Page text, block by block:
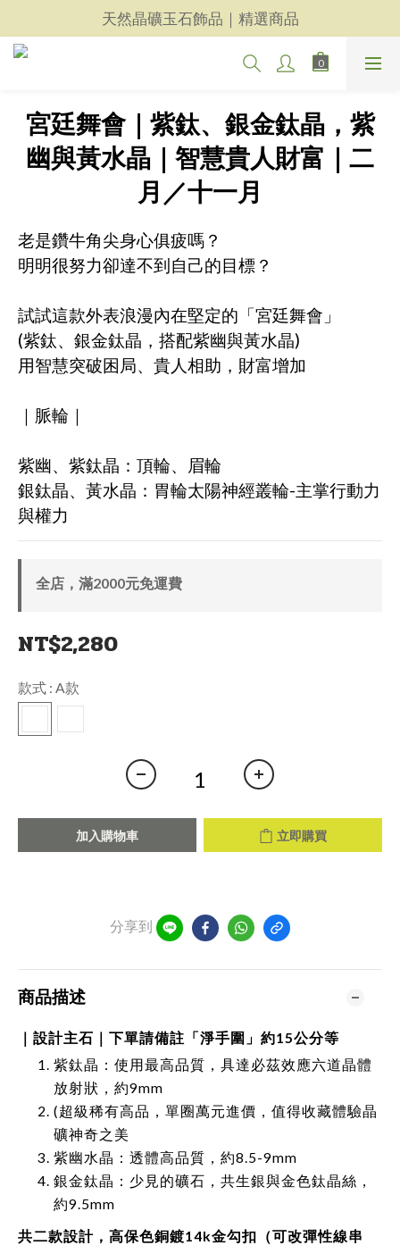
天然晶礦玉石飾品｜精選商品
天然晶礦玉石飾品｜精選商品
每一件都用心｜新品上架
宮廷舞會｜紫鈦、銀金鈦晶，紫
幽與黃水晶｜智慧貴人財富｜二
月／十一月
老是鑽牛角尖身心俱疲嗎？
明明很努力卻達不到自己的目標？
試試這款外表浪漫內在堅定的「宮廷舞會」
(紫鈦、銀金鈦晶，搭配紫幽與黃水晶)
用智慧突破困局、貴人相助，財富增加
｜脈輪｜
紫幽、紫鈦晶：頂輪、眉輪
銀鈦晶、黃水晶：胃輪太陽神經叢輪-主掌行動力
與權力
全店，滿2000元免運費
NT$2,280
款式 : A款
加入購物車 立即購買
分享到
商品描述
｜設計主石｜下單請備註「淨手圍」約15公分等
紫鈦晶：使用最高品質，具達必茲效應六道晶體
放射狀，約9mm
(超級稀有高品，單圈萬元進價，值得收藏體驗晶
礦神奇之美
紫幽水晶：透體高品質，約8.5-9mm
銀金鈦晶：少見的礦石，共生銀與金色鈦晶絲，
約9.5mm
共二款設計，高保色銅鍍14k金勾扣（可改彈性線串